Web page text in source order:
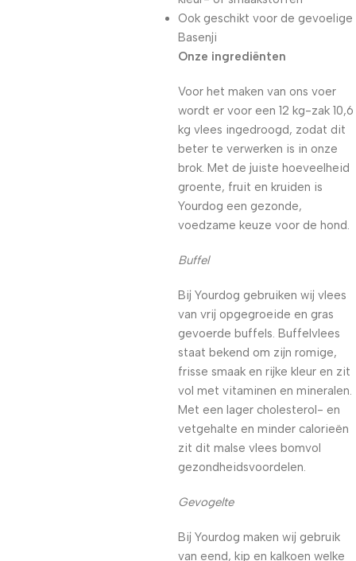
Ook geschikt voor de gevoelige
Basenji
Onze ingrediënten
Voor het maken van ons voer
wordt er voor een 12 kg-zak 10,6
kg vlees ingedroogd, zodat dit
beter te verwerken is in onze
brok. Met de juiste hoeveelheid
groente, fruit en kruiden is
Yourdog een gezonde,
voedzame keuze voor de hond.
Buffel
Bij Yourdog gebruiken wij vlees
van vrij opgegroeide en gras
gevoerde buffels. Buffelvlees
staat bekend om zijn romige,
frisse smaak en rijke kleur en zit
vol met vitaminen en mineralen.
Met een lager cholesterol- en
vetgehalte en minder calorieën
zit dit malse vlees bomvol
gezondheidsvoordelen.
Gevogelte
Bij Yourdog maken wij gebruik
van eend, kip en kalkoen welke